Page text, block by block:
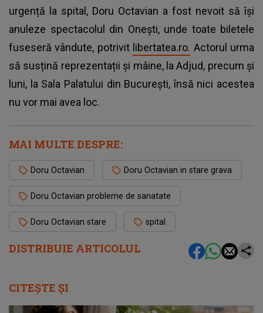
DISTRIBUIE ARTICOLUL
urgență la spital, Doru Octavian a fost nevoit să își
anuleze spectacolul din Onești, unde toate biletele
fuseseră vândute, potrivit libertatea.ro. Actorul urma
să susțină reprezentații și mâine, la Adjud, precum și
luni, la Sala Palatului din București, însă nici acestea
nu vor mai avea loc.
MAI MULTE DESPRE:
Doru Octavian Doru Octavian in stare grava
Doru Octavian probleme de sanatate
Doru Octavian stare spital
CITEȘTE ȘI